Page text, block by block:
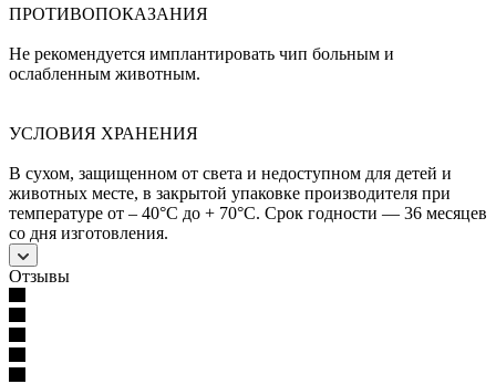
ПРОТИВОПОКАЗАНИЯ
Не рекомендуется имплантировать чип больным и
ослабленным животным.
УСЛОВИЯ ХРАНЕНИЯ
В сухом, защищенном от света и недоступном для детей и
животных месте, в закрытой упаковке производителя при
температуре от – 40°C до + 70°C. Срок годности — 36 месяцев
со дня изготовления.
Отзывы